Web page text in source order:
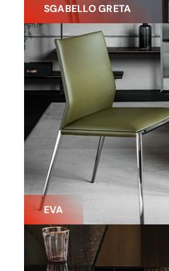
SGABELLO GRETA
EVA